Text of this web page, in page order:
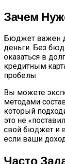
Зачем
Бюджет важен
деньги. Без
оказаться в
кредитным
пробелы.
Вы можете
методами
который
это не
свой бюджет и
если ваши
Часто